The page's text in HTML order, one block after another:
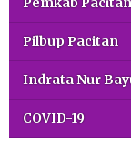
Pilbup Pacitan
Indrata Nur
COVID-19